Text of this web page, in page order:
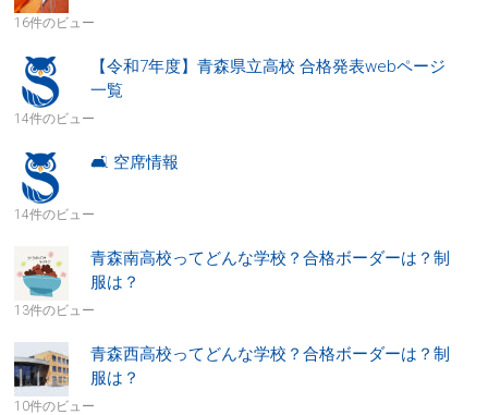
16件のビュー
【令和7年度】青森県立高校 合格発表webページ
一覧
14件のビュー
🛋 空席情報
14件のビュー
青森南高校ってどんな学校？合格ボーダーは？制
服は？
13件のビュー
青森西高校ってどんな学校？合格ボーダーは？制
服は？
10件のビュー